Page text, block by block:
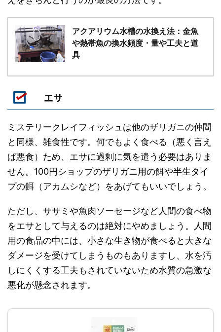
アクアリウム水槽の水換え法：金魚
や熱帯魚の換水頻度・量や工夫と道
具
エサ
ミステリークレイフィッシュは他のザリガニの仲間
と同様、雑食性です。何でもよく食べる（悪く言え
ば悪食）ため、エサに過剰に気を遣う必要はありま
せん。100円ショップのザリガニ用の餌や半生タイ
プの餌（アカムシなど）をあげてもいいでしょう。
ただし、ササミや魚肉ソーセージなど人間の食べ物
をエサとして与えるのは絶対にやめましょう。人間
用の食品の中には、小さな生き物が食べると大きな
ダメージを受けてしまうものもありますし、水を汚
しにくくする工夫もされていないため水質の急激な
悪化が懸念されます。